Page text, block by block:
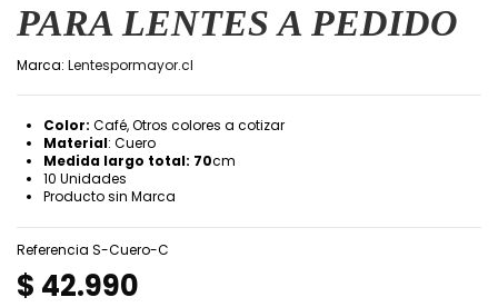
PARA LENTES A PEDIDO
Marca: Lentespormayor.cl
Color: Café, Otros colores a cotizar
Material: Cuero
Medida largo total: 70cm
10 Unidades
Producto sin Marca
Referencia S-Cuero-C
$ 42.990